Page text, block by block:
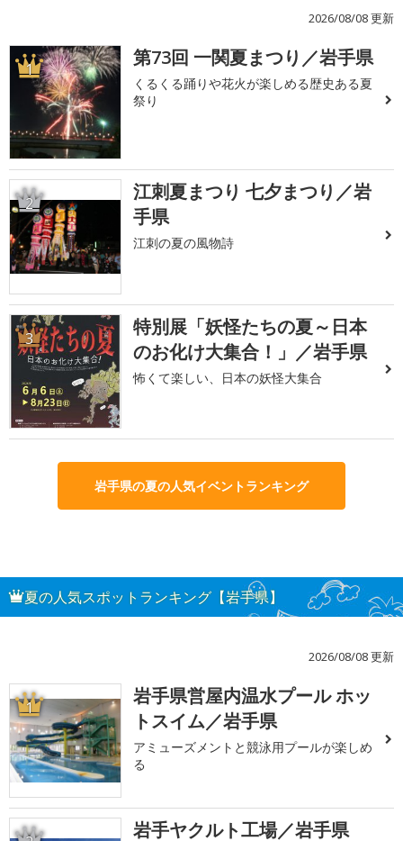
2026/08/08 更新
1 第73回 一関夏まつり／岩手県
くるくる踊りや花火が楽しめる歴史ある夏
祭り
2
江刺夏まつり 七夕まつり／岩
手県
江刺の夏の風物詩
3
特別展「妖怪たちの夏～日本
のお化け大集合！」／岩手県
怖くて楽しい、日本の妖怪大集合
岩手県の夏の人気イベントランキング
夏の人気スポットランキング【岩手県】
2026/08/08 更新
1
岩手県営屋内温水プール ホッ
トスイム／岩手県
アミューズメントと競泳用プールが楽しめ
る
岩手ヤクルト工場／岩手県